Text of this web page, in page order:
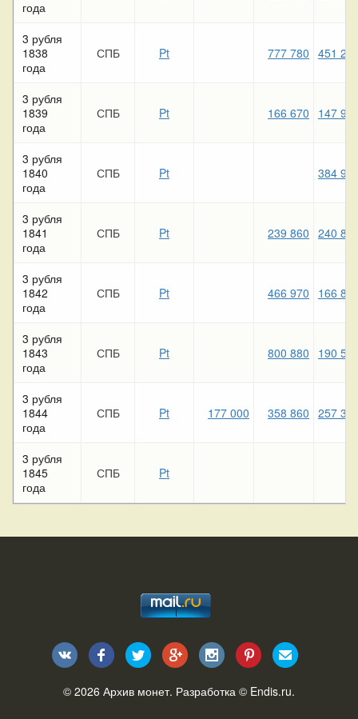
года
3 рубля
1838
года
СПБ Pt 777 780 451
3 рубля
1839
года
СПБ Pt 166 670 147
3 рубля
1840
года
СПБ Pt 384
3 рубля
1841
года
СПБ Pt 239 860 240
3 рубля
1842
года
СПБ Pt 466 970 166
3 рубля
1843
года
СПБ Pt 800 880 190
3 рубля
1844
года
СПБ Pt 177 000 358 860 257
3 рубля
1845
года
СПБ Pt
© 2026 Архив монет. Разработка © Endis.ru.